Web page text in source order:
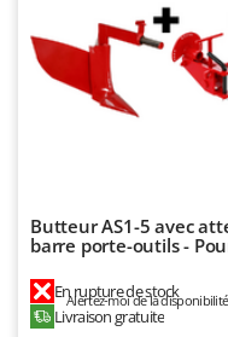
Stocker
Sunseeker
Tellarini Pompe
Telwin
Tenco
Butteur AS1-5 avec
barre porte-outils -
En rupture de stock
Alertez-moi de la disponibilité
Livraison gratuite